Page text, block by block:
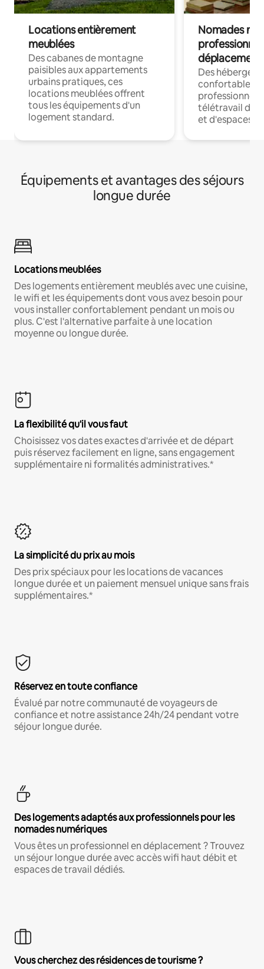
Locations entièrement
meublées
Des cabanes de montagne
paisibles aux appartements
urbains pratiques, ces
locations meublées offrent
tous les équipements d'un
logement standard.
Nomades
déplacement
Des
confortables
professionnels
télétravail
et d'espaces
Équipements et avantages des séjours
longue durée
Locations meublées
Des logements entièrement meublés avec une cuisine,
le wifi et les équipements dont vous avez besoin pour
vous installer confortablement pendant un mois ou
plus. C'est l'alternative parfaite à une location
moyenne ou longue durée.
La flexibilité qu'il vous faut
Choisissez vos dates exactes d'arrivée et de départ
puis réservez facilement en ligne, sans engagement
supplémentaire ni formalités administratives.*
La simplicité du prix au mois
Des prix spéciaux pour les locations de vacances
longue durée et un paiement mensuel unique sans frais
supplémentaires.*
Réservez en toute confiance
Évalué par notre communauté de voyageurs de
confiance et notre assistance 24h/24 pendant votre
séjour longue durée.
Des logements adaptés aux professionnels pour les
nomades numériques
Vous êtes un professionnel en déplacement ? Trouvez
un séjour longue durée avec accès wifi haut débit et
espaces de travail dédiés.
Vous cherchez des résidences de tourisme ?